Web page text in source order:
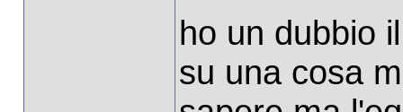
ho un dubbio
su una cosa